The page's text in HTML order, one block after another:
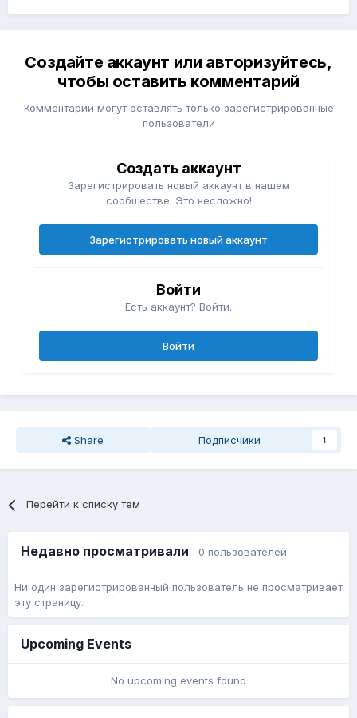
Создайте аккаунт или авторизуйтесь,
чтобы оставить комментарий
Комментарии могут оставлять только зарегистрированные
пользователи
Создать аккаунт
Зарегистрировать новый аккаунт в нашем
сообществе. Это несложно!
Зарегистрировать новый аккаунт
Войти
Есть аккаунт? Войти.
Войти
Share Подписчики 1
Перейти к списку тем
Недавно просматривали 0 пользователей
Ни один зарегистрированный пользователь не просматривает
эту страницу.
Upcoming Events
No upcoming events found